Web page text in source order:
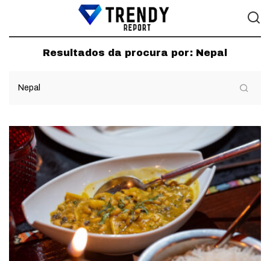
Resultados da procura por: Nepal